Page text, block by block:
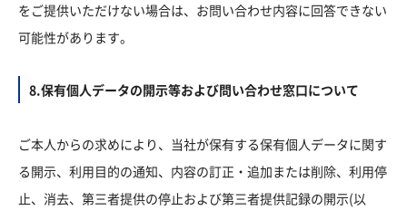
をご提供いただけない場合は、お問い合わせ内容に回答できない
可能性があります。
8.保有個人データの開示等および問い合わせ窓口について
ご本人からの求めにより、当社が保有する保有個人データに関す
る開示、利用目的の通知、内容の訂正・追加または削除、利用停
止、消去、第三者提供の停止および第三者提供記録の開示(以